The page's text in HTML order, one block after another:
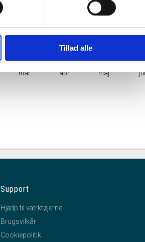
Tillad alle
mar. apr. maj
Support
Hjælp til værktøjerne
Brugsvilkår
Cookiepolitik